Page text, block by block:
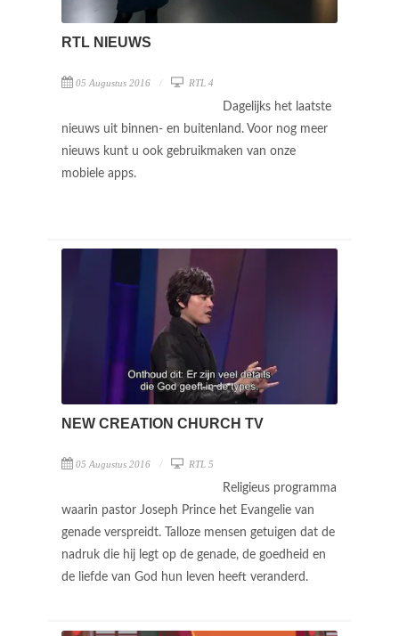
RTL NIEUWS
05 Augustus 2016 RTL 4
Dagelijks het laatste
nieuws uit binnen- en buitenland. Voor nog meer
nieuws kunt u ook gebruikmaken van onze
mobiele apps.
NEW CREATION CHURCH TV
05 Augustus 2016 RTL 5
Religieus programma
waarin pastor Joseph Prince het Evangelie van
genade verspreidt. Talloze mensen getuigen dat de
nadruk die hij legt op de genade, de goedheid en
de liefde van God hun leven heeft veranderd.